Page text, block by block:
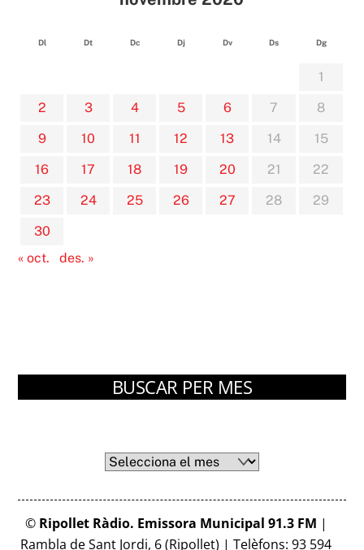
Dl Dt Dc Dj Dv Ds Dg
1
2
3 4 5 6 7
8
9
10 11 12 13 14
15
16
17 18 19 20 21
22
23
24 25 26 27 28
29
30
« oct.
des. »
BUSCAR PER MES
Arxius
© Ripollet Ràdio. Emissora Municipal 91.3 FM |
Rambla de Sant Jordi, 6 (Ripollet) | Telèfons: 93 594